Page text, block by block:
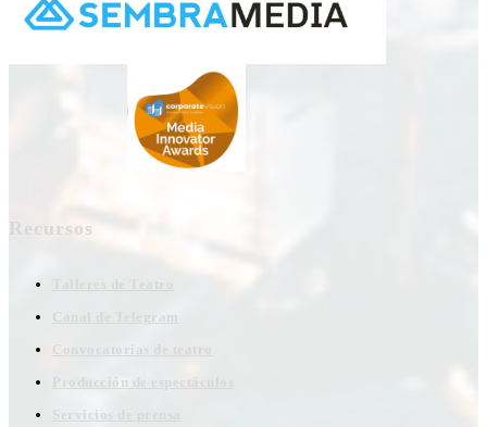
Recursos
Canal de Telegram
Convocatorias de teatro
Producción de espectáculos
Servicios de prensa